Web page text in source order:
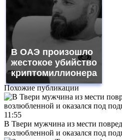
В ОАЭ произошло
жестокое убийство
криптомиллионера
Похожие публикации
11:55
В Твери мужчина из мести
возлюбленной и оказался под